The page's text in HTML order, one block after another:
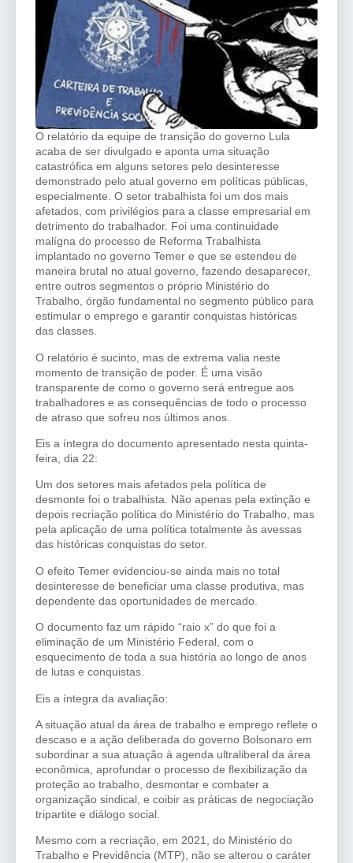
O relatório da equipe de transição do governo Lula
acaba de ser divulgado e aponta uma situação
catastrófica em alguns setores pelo desinteresse
demonstrado pelo atual governo em políticas públicas,
especialmente. O setor trabalhista foi um dos mais
afetados, com privilégios para a classe empresarial em
detrimento do trabalhador. Foi uma continuidade
malígna do processo de Reforma Trabalhista
implantado no governo Temer e que se estendeu de
maneira brutal no atual governo, fazendo desaparecer,
entre outros segmentos o próprio Ministério do
Trabalho, órgão fundamental no segmento público para
estimular o emprego e garantir conquistas históricas
das classes.
O relatório é sucinto, mas de extrema valia neste
momento de transição de poder. É uma visão
transparente de como o governo será entregue aos
trabalhadores e as consequências de todo o processo
de atraso que sofreu nos últimos anos.
Eis a íntegra do documento apresentado nesta quinta-
feira, dia 22:
Um dos setores mais afetados pela política de
desmonte foi o trabalhista. Não apenas pela extinção e
depois recriação política do Ministério do Trabalho, mas
pela aplicação de uma política totalmente às avessas
das históricas conquistas do setor.
O efeito Temer evidenciou-se ainda mais no total
desinteresse de beneficiar uma classe produtiva, mas
dependente das oportunidades de mercado.
O documento faz um rápido “raio x” do que foi a
eliminação de um Ministério Federal, com o
esquecimento de toda a sua história ao longo de anos
de lutas e conquistas.
Eis a íntegra da avaliação:
A situação atual da área de trabalho e emprego reflete o
descaso e a ação deliberada do governo Bolsonaro em
subordinar a sua atuação à agenda ultraliberal da área
econômica, aprofundar o processo de flexibilização da
proteção ao trabalho, desmontar e combater a
organização sindical, e coibir as práticas de negociação
tripartite e diálogo social.
Mesmo com a recriação, em 2021, do Ministério do
Trabalho e Previdência (MTP), não se alterou o caráter